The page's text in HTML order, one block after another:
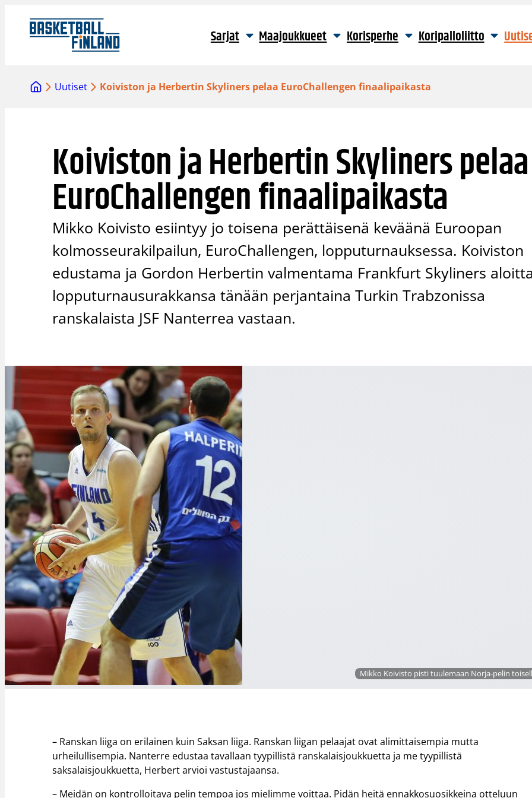
sisältöön
Sarjat Maajoukkueet Korisperhe Koripalloliitto
Uutiset Koiviston ja Herbertin Skyliners pelaa EuroChallengen finaalipaikasta
Koiviston ja Herbertin Skyliners pelaa
EuroChallengen finaalipaikasta
Mikko Koivisto esiintyy jo toisena perättäisenä keväänä Euroopan
kolmosseurakilpailun, EuroChallengen, lopputurnauksessa. Koiviston
edustama ja Gordon Herbertin valmentama Frankfurt Skyliners
lopputurnausurakkansa tänään perjantaina Turkin Trabzonissa
ranskalaista JSF Nanterrea vastaan.
Mikko Koivisto pisti tuulemaan Norja-pelin
– Ranskan liiga on erilainen kuin Saksan liiga. Ranskan liigan pelaajat ovat alimittaisempia mutta
urheilullisempia. Nanterre edustaa tavallaan tyypillistä ranskalaisjoukkuetta ja me tyypillistä
saksalaisjoukkuetta, Herbert arvioi vastustajaansa.
– Meidän on kontrolloitava pelin tempoa jos mielimme voittaa. Pidän heitä ennakkosuosikkeina otteluun